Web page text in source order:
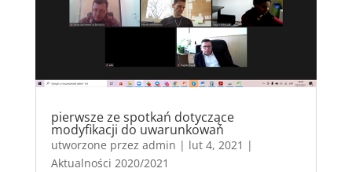
pierwsze ze spotkań dotyczące
modyfikacji do uwarunkowań
utworzone przez admin | lut 4, 2021 |
Aktualności 2020/2021